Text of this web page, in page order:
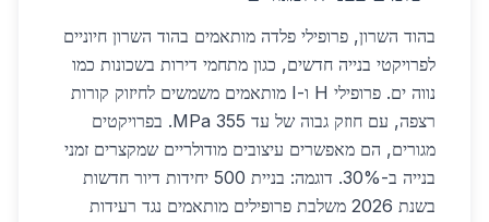
בהוד השרון, פרופילי פלדה מותאמים בהוד השרון חיוניים
לפרויקטי בנייה חדשים, כגון מתחמי דירות בשכונות כמו
נווה ים. פרופילי H ו-I מותאמים משמשים לחיזוק קורות
רצפה, עם חוזק גבוה של עד 355 MPa. בפרויקטים
מגורים, הם מאפשרים עיצובים מודולריים שמקצרים זמני
בנייה ב-30%. דוגמה: בניית 500 יחידות דיור חדשות
בשנת 2026 משלבת פרופילים מותאמים נגד רעידות